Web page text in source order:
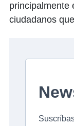
principalmente
ciudadanos